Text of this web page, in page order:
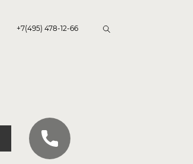
+7(495) 478-12-66